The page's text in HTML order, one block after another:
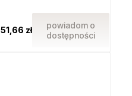
51,66 zł
powiadom o
dostępności